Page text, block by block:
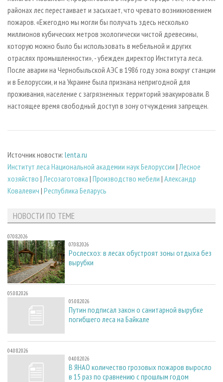
районах лес перестаивает и засыхает, что чревато возникновением
пожаров. «Ежегодно мы могли бы получать здесь несколько
миллионов кубических метров экологически чистой древесины,
которую можно было бы использовать в мебельной и других
отраслях промышленности», - убежден директор Института леса.
После аварии на Чернобыльской АЭС в 1986 году зона вокруг станции
и в Белоруссии, и на Украине была признана непригодной для
проживания, население с загрязненных территорий эвакуировали. В
настоящее время свободный доступ в зону отчуждения запрещен.
Источник новости: lenta.ru
Институт леса Национальной академии наук Белоруссии |Лесное
хозяйство |Лесозаготовка | Производство мебели | Александр
Ковалевич | Республика Беларусь
НОВОСТИ ПО ТЕМЕ
07.08.2026
07.08.2026
Рослесхоз: в лесах обустроят зоны отдыха без
вырубки
05.08.2026
05.08.2026
Путин подписал закон о санитарной вырубке
погибшего леса на Байкале
04.08.2026
04.08.2026
В ЯНАО количество грозовых пожаров выросло
в 15 раз по сравнению с прошлым годом